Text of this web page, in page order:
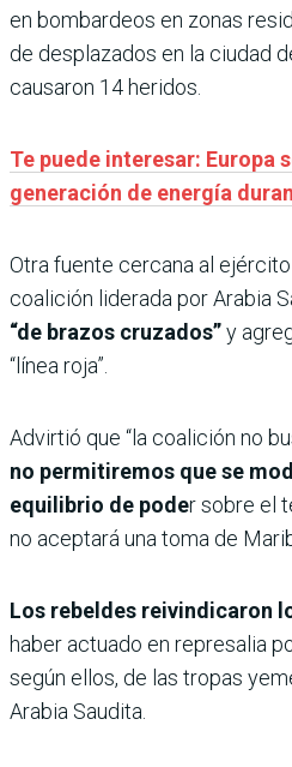
en bombardeos en zonas
de desplazados en la ciudad
causaron 14 heridos.
Te puede interesar: Europa
generación de energía
Otra fuente cercana al
coalición liderada por Arabia
“de brazos cruzados”y
“línea roja”.
Advirtió que “la coalición no
no permitiremos que se
equilibrio de poder sobre el
no aceptará una toma de
Los rebeldes reivindicaron
haber actuado en represalia
según ellos, de las tropas
Arabia Saudita.